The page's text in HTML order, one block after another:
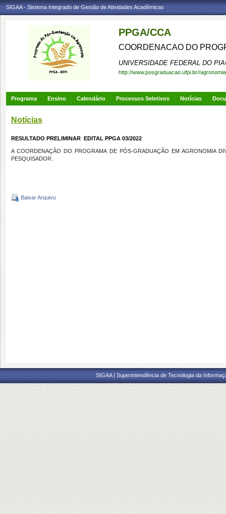
SIGAA - Sistema Integrado de Gestão de Atividades Acadêmicas
PPGA/CCA
COORDENACAO DO
UNIVERSIDADE FEDERAL DO
http://www.posgraduacao.ufpi.br//agronomia
Programa Ensino Calendário Processos Seletivos Notícias
Notícias
RESULTADO PRELIMINAR  EDITAL PPGA 03/2022
A COORDENAÇÃO DO PROGRAMA DE PÓS-GRADUAÇÃO EM AGRONOMIA
PESQUISADOR.
Baixar Arquivo
SIGAA | Superintendência de Tecnologia da